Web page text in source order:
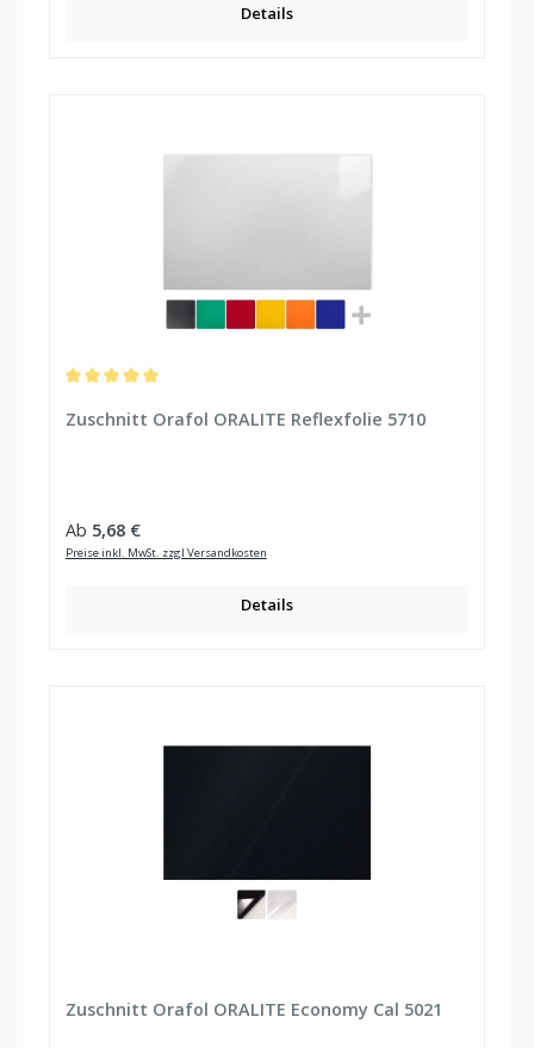
Details
Zuschnitt Orafol ORALITE Reflexfolie 5710
Regulärer Preis:
Ab 5,68 €
Preise inkl. MwSt. zzgl Versandkosten
Details
Zuschnitt Orafol ORALITE Economy Cal 5021